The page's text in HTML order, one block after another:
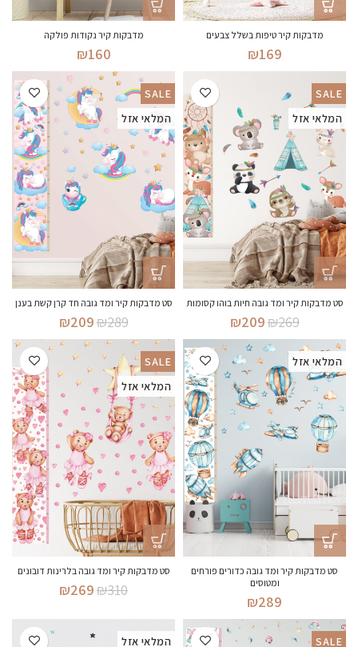
מדבקות קיר טיפות בשלל צבעים
₪169
מדבקות קיר נקודות פולקה
₪160
SALE
המלאי אזל
סט מדבקות קיר ומד גובה חיות בוהו קסומות
₪269
המחיר
היה:
₪269.
₪209
הוא:
₪209.
SALE
המלאי אזל
סט מדבקות קיר ומד גובה חד קרן קשת בענן
₪289
המחיר
היה:
₪289.
₪209
הוא:
₪209.
המלאי אזל
סט מדבקות קיר ומד גובה כדורים פורחים
ומטוסים
₪289
SALE
המלאי אזל
סט מדבקות קיר ומד גובה בלרינות דובונים
₪310
המחיר
₪310.
₪269
₪269.
SALE המלאי אזל